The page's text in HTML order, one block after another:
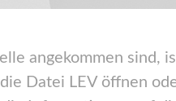
angekommen sind,
Datei LEV öffnen